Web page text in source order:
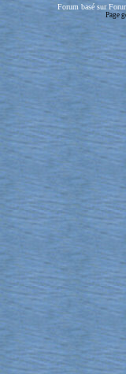
Forum basé sur
Page